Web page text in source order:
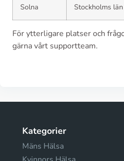
Solna Stockholms län
För ytterligare platser och
gärna vårt supportteam.
Kategorier
Mäns Hälsa